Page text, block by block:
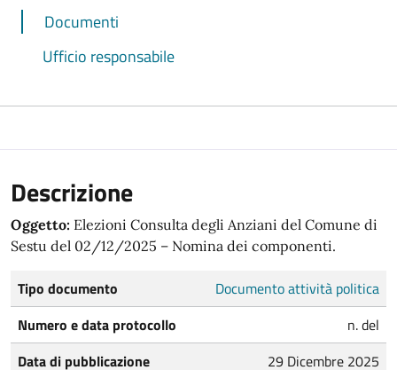
Documenti
Ufficio responsabile
Descrizione
Oggetto: Elezioni Consulta degli Anziani del Comune di
Sestu del 02/12/2025 – Nomina dei componenti.
Tipo documento
Documento attività politica
Numero e data protocollo
n. del
Data di pubblicazione
29 Dicembre 2025